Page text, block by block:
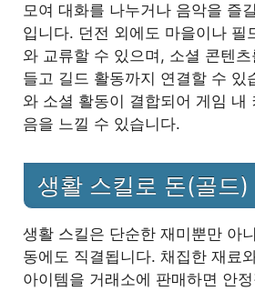
모여 대화를 나누거나 음악을 즐
입니다. 던전 외에도 마을이나 필
와 교류할 수 있으며, 소셜 콘텐
들고 길드 활동까지 연결할 수 있
와 소셜 활동이 결합되어 게임 내
음을 느낄 수 있습니다.
생활 스킬로 돈(골드)
생활 스킬은 단순한 재미뿐만 아
동에도 직결됩니다. 채집한 재료
아이템을 거래소에 판매하면 안